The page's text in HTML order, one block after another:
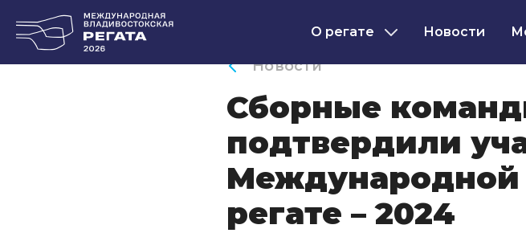
О регате Новости
Новости
Сборные
подтвердили
Международной
регате – 2024